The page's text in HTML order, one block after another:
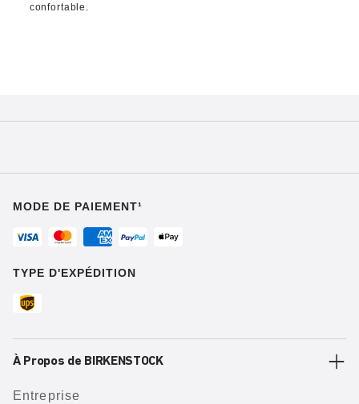
confortable.
MODE DE PAIEMENT¹
TYPE D'EXPÉDITION
À Propos de BIRKENSTOCK
Entreprise